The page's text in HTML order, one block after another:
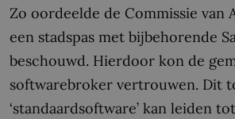
Zo oordeelde de Commissie van
een stadspas met bijbehorende
beschouwd. Hierdoor kon de
softwarebroker vertrouwen. Dit
‘standaardsoftware’ kan leiden